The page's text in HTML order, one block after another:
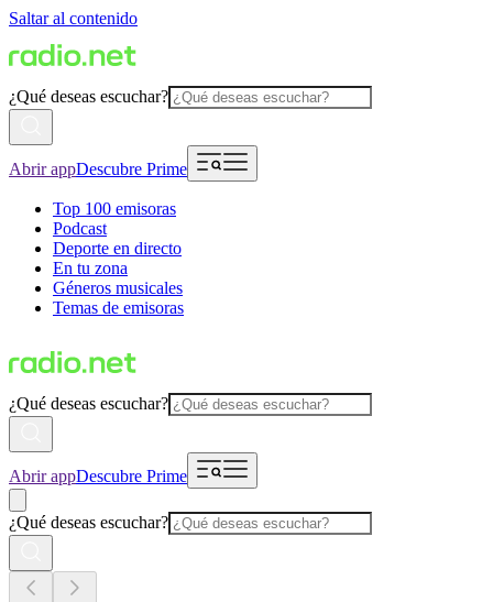
Saltar al contenido
¿Qué deseas escuchar?
Abrir appDescubre Prime
Top 100 emisoras
Podcast
Deporte en directo
En tu zona
Géneros musicales
Temas de emisoras
¿Qué deseas escuchar?
Abrir appDescubre Prime
¿Qué deseas escuchar?